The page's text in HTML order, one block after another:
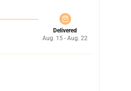
Delivered
Aug. 15 - Aug. 22